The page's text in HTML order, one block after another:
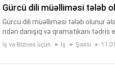
gürcü dili müəlliməsi tələb
Gürcü dili müəlliməsi tələb olunur
ndən danışıq və qramatikanı
sun özündə gəlib dərs
İş və Biznes üçün İş Şəxsi